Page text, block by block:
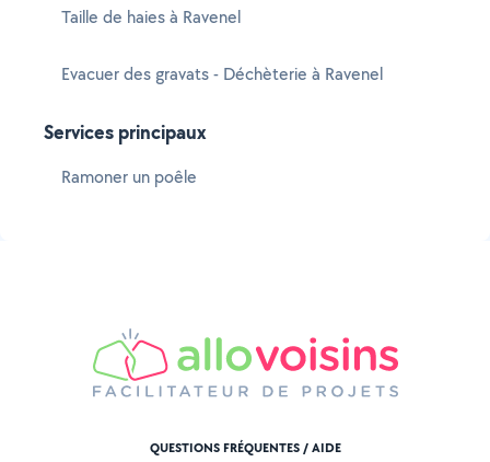
Taille de haies à Ravenel
Evacuer des gravats - Déchèterie à Ravenel
Services principaux
Ramoner un poêle
QUESTIONS FRÉQUENTES / AIDE